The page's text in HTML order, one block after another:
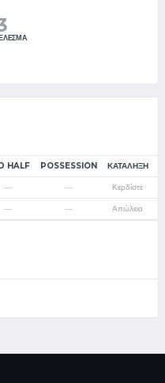
HALF POSSESSION ΚΑΤΆΛΗΞΗ
— — Κερδίστε
— — Απώλεια